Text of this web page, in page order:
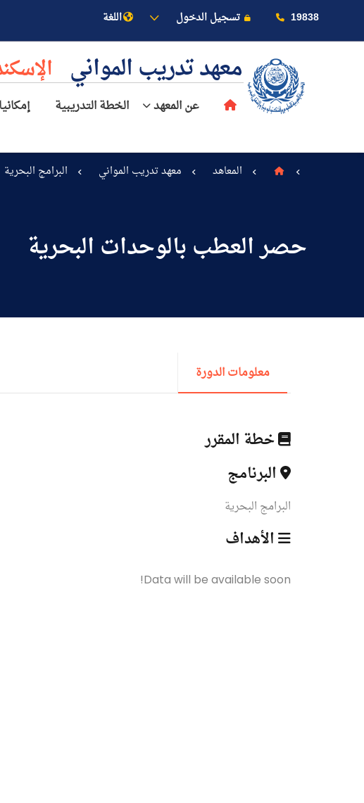
19838 تسجيل الدخول اللغة
القبول والتسجيل
الدراسات الأكاديمية
التدريب والخدمة المجتمعية
معهد تدريب المواني
عن المعهد الخطة التدريبية
المعاهد معهد تدريب المواني البرامج البحرية
حصر العطب بالوحدات البحرية
معلومات الدورة
خطة المقرر
البرنامج
البرامج البحرية
الأهداف
Data will be available soon!